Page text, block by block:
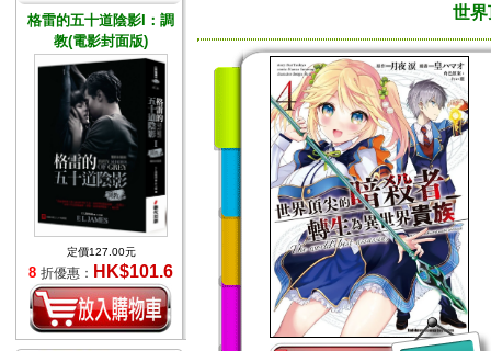
格雷的五十道陰影I：調
教(電影封面版)
定價127.00元
8 折優惠： HK$101.6
世界